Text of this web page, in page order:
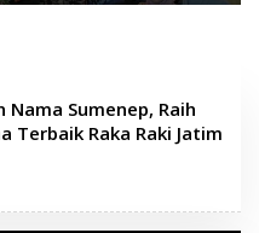
Nama Sumenep, Raih
Terbaik Raka Raki Jatim